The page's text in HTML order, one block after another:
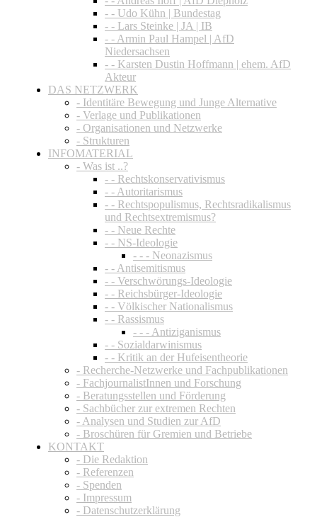
- - Udo Kühn | Bundestag
- - Lars Steinke | JA | IB
- - Armin Paul Hampel | AfD
Niedersachsen
- - Karsten Dustin Hoffmann | ehem. AfD
Akteur
DAS NETZWERK
- Identitäre Bewegung und Junge Alternative
- Verlage und Publikationen
- Organisationen und Netzwerke
- Strukturen
INFOMATERIAL
- Was ist ..?
- - Rechtskonservativismus
- - Autoritarismus
- - Rechtspopulismus, Rechtsradikalismus
und Rechtsextremismus?
- - Neue Rechte
- - NS-Ideologie
- - - Neonazismus
- - Antisemitismus
- - Verschwörungs-Ideologie
- - Reichsbürger-Ideologie
- - Völkischer Nationalismus
- - Rassismus
- - - Antiziganismus
- - Sozialdarwinismus
- - Kritik an der Hufeisentheorie
- Recherche-Netzwerke und Fachpublikationen
- FachjournalistInnen und Forschung
- Beratungsstellen und Förderung
- Sachbücher zur extremen Rechten
- Analysen und Studien zur AfD
- Broschüren für Gremien und Betriebe
KONTAKT
- Die Redaktion
- Referenzen
- Spenden
- Impressum
- Datenschutzerklärung